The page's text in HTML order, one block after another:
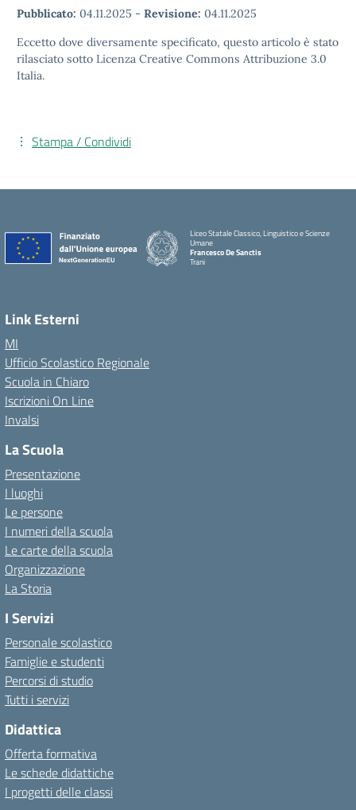
Pubblicato: 04.11.2025 - Revisione: 04.11.2025
Eccetto dove diversamente specificato, questo articolo è stato
rilasciato sotto Licenza Creative Commons Attribuzione 3.0
Italia.
Stampa / Condividi
Liceo Statale Classico, Linguistico e Scienze
Umane
Francesco De Sanctis
Trani
Link Esterni
MI
Ufficio Scolastico Regionale
Scuola in Chiaro
Iscrizioni On Line
Invalsi
La Scuola
Presentazione
I luoghi
Le persone
I numeri della scuola
Le carte della scuola
Organizzazione
La Storia
I Servizi
Personale scolastico
Famiglie e studenti
Percorsi di studio
Tutti i servizi
Didattica
Offerta formativa
Le schede didattiche
I progetti delle classi